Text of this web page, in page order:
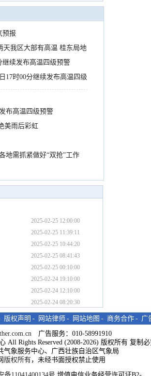
预报
天我区大部有高温 桂东局地
继续发布高温四级预警
17时00分继续发布高温四级
布高温四级预警
美雨后彩虹
地需抓紧做好“双抢”工作
2025-02-25 12:00:00
2025-02-25 11:39:11
2025-02-25 10:44:20
2025-02-25 08:41:43
2025-02-25 00:10:00
2025-02-24 19:10:00
2025-02-24 12:10:00
2025-02-24 08:20:30
版权声明 - 网站律师 - 网站地图 - 商务合作 - 广
广告服务：010-58991910
All Rights Reserved (2008-2026) 版权所有 复制
气象服务中心、广西壮族自治区气象局
版权所有，未经书面授权禁止使用